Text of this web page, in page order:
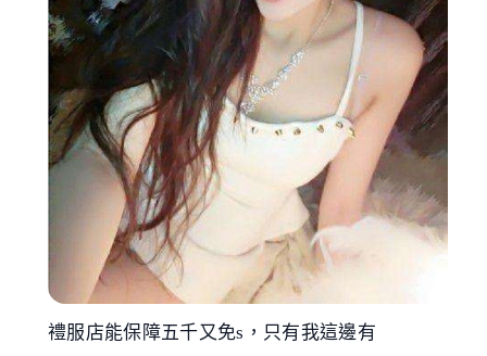
禮服店能保障五千又免s，只有我這邊有